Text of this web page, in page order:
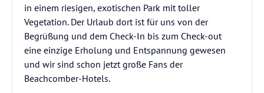
in einem riesigen, exotischen Park mit toller
Vegetation. Der Urlaub dort ist für uns von der
Begrüßung und dem Check-In bis zum Check-out
eine einzige Erholung und Entspannung gewesen
und wir sind schon jetzt große Fans der
Beachcomber-Hotels.